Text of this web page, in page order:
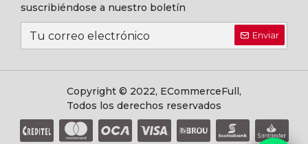
suscribiéndose a nuestro boletín
Enviar
Copyright © 2022, ECommerceFull,
Todos los derechos reservados